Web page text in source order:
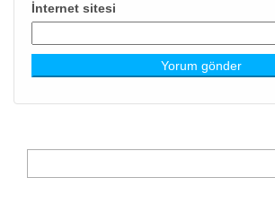
İnternet sitesi